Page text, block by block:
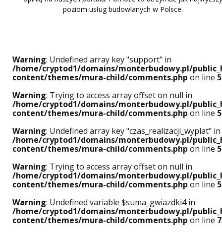
poziom usług budowlanych w Polsce.
Warning: Undefined array key "support" in
/home/cryptod1/domains/monterbudowy.pl/
content/themes/mura-child/comments.php on line
Warning: Trying to access array offset on null in
/home/cryptod1/domains/monterbudowy.pl/
content/themes/mura-child/comments.php on line
Warning: Undefined array key "czas_realizacji_wyplat" in
/home/cryptod1/domains/monterbudowy.pl/
content/themes/mura-child/comments.php on line
Warning: Trying to access array offset on null in
/home/cryptod1/domains/monterbudowy.pl/
content/themes/mura-child/comments.php on line
Warning: Undefined variable $suma_gwiazdki4 in
/home/cryptod1/domains/monterbudowy.pl/
content/themes/mura-child/comments.php on line